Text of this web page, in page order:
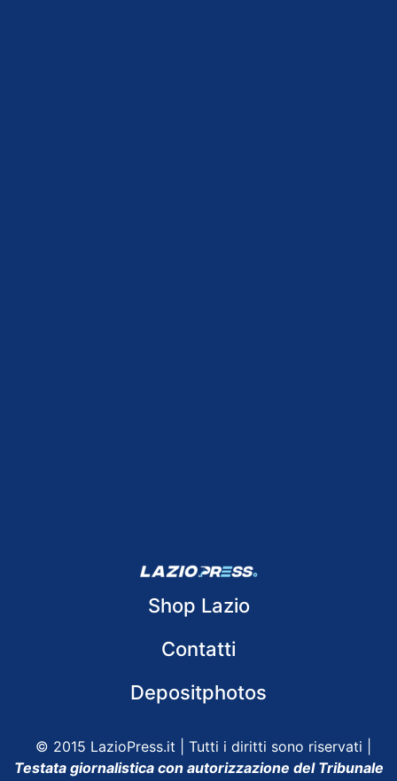
Shop Lazio
Contatti
Depositphotos
© 2015 LazioPress.it | Tutti i diritti sono riservati |
Testata giornalistica con autorizzazione del Tribunale